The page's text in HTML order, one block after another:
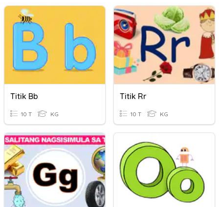
Titik Bb
10 T KG
Titik Rr
10 T KG